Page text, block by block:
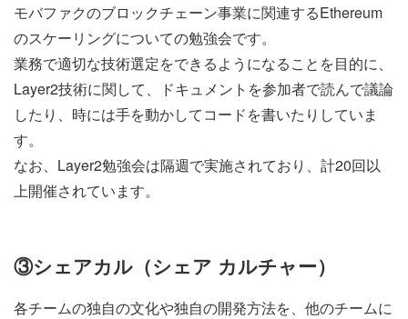
モバファクのブロックチェーン事業に関連するEthereum
のスケーリングについての勉強会です。
業務で適切な技術選定をできるようになることを目的に、
Layer2技術に関して、ドキュメントを参加者で読んで議論
したり、時には手を動かしてコードを書いたりしていま
す。
なお、Layer2勉強会は隔週で実施されており、計20回以
上開催されています。
③シェアカル（シェア カルチャー）
各チームの独自の文化や独自の開発方法を、他のチームに